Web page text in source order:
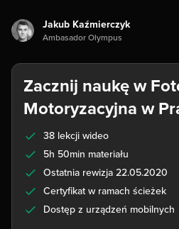
Jakub Kaźmierczyk
Ambasador Olympus
Zacznij naukę w
Motoryzacyjna w
38 lekcji wideo
5h 50min materiału
Ostatnia rewizja 22.05.2020
Certyfikat w ramach ścieżek
Dostęp z urządzeń mobilnych